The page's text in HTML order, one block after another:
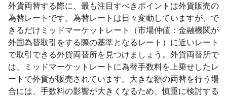
外貨両替する際に、最も注目すべきポイントは外貨販売の
為替レートです。為替レートは日々変動していますが、で
きるだけミッドマーケットレート（市場仲値：金融機関が
外国為替取引をする際の基準となるレート）に近いレート
で取引できる外貨両替所を見つけましょう。外貨両替所で
は、ミッドマーケットレートに為替手数料を上乗せしたレ
ートで外貨が販売されています。大きな額の両替を行う場
合には、手数料の影響が大きくなるため、慎重に検討する